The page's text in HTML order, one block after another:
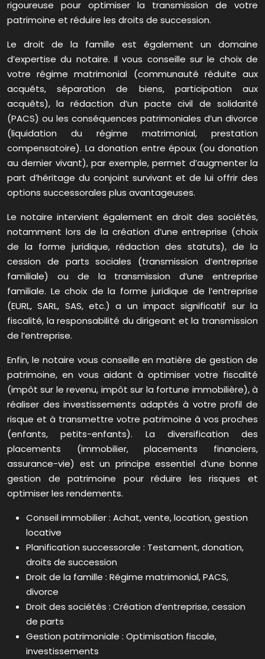
rigoureuse pour optimiser la transmission de votre
patrimoine et réduire les droits de succession.
Le droit de la famille est également un domaine
d’expertise du notaire. Il vous conseille sur le choix de
votre régime matrimonial (communauté réduite aux
acquêts, séparation de biens, participation aux
acquêts), la rédaction d’un pacte civil de solidarité
(PACS) ou les conséquences patrimoniales d’un divorce
(liquidation du régime matrimonial, prestation
compensatoire). La donation entre époux (ou donation
au dernier vivant), par exemple, permet d’augmenter la
part d’héritage du conjoint survivant et de lui offrir des
options successorales plus avantageuses.
Le notaire intervient également en droit des sociétés,
notamment lors de la création d’une entreprise (choix
de la forme juridique, rédaction des statuts), de la
cession de parts sociales (transmission d’entreprise
familiale) ou de la transmission d’une entreprise
familiale. Le choix de la forme juridique de l’entreprise
(EURL, SARL, SAS, etc.) a un impact significatif sur la
fiscalité, la responsabilité du dirigeant et la transmission
de l’entreprise.
Enfin, le notaire vous conseille en matière de gestion de
patrimoine, en vous aidant à optimiser votre fiscalité
(impôt sur le revenu, impôt sur la fortune immobilière), à
réaliser des investissements adaptés à votre profil de
risque et à transmettre votre patrimoine à vos proches
(enfants, petits-enfants). La diversification des
placements (immobilier, placements financiers,
assurance-vie) est un principe essentiel d’une bonne
gestion de patrimoine pour réduire les risques et
optimiser les rendements.
Conseil immobilier : Achat, vente, location, gestion
locative
Planification successorale : Testament, donation,
droits de succession
Droit de la famille : Régime matrimonial, PACS,
divorce
Droit des sociétés : Création d’entreprise, cession
de parts
Gestion patrimoniale : Optimisation fiscale,
investissements